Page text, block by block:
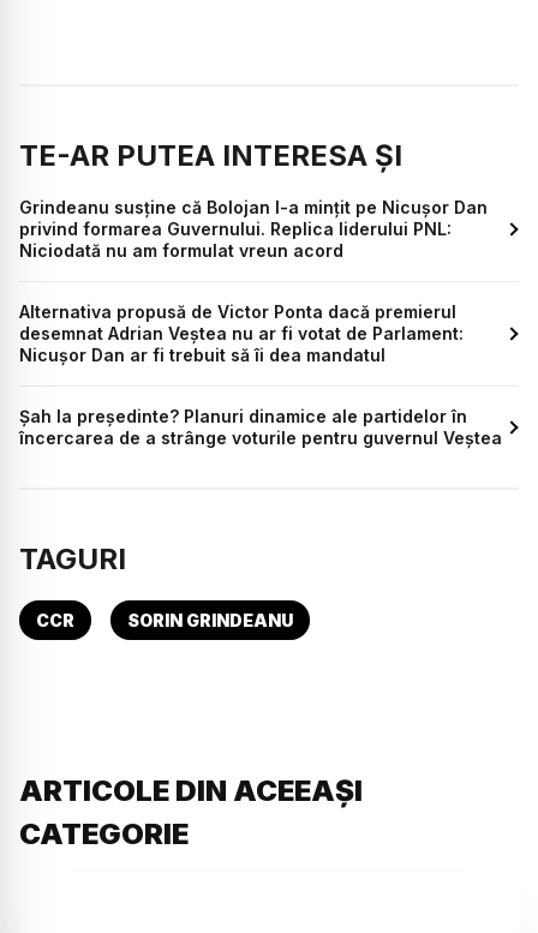
TE-AR PUTEA INTERESA ȘI
Grindeanu susține că Bolojan l-a mințit pe Nicușor Dan
privind formarea Guvernului. Replica liderului PNL:
Niciodată nu am formulat vreun acord
Alternativa propusă de Victor Ponta dacă premierul
desemnat Adrian Veștea nu ar fi votat de Parlament:
Nicușor Dan ar fi trebuit să îi dea mandatul
Șah la președinte? Planuri dinamice ale partidelor în
încercarea de a strânge voturile pentru guvernul Veștea
TAGURI
CCR SORIN GRINDEANU
ARTICOLE DIN ACEEAȘI
CATEGORIE